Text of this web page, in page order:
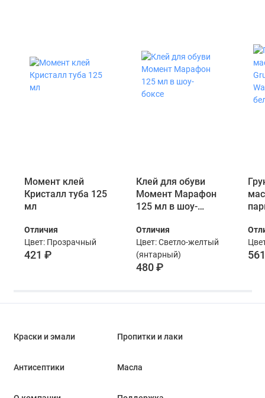
Момент клей
Кристалл туба 125
мл
Отличия
Цвет: Прозрачный
421 ₽
Клей для обуви
Момент Марафон
125 мл в шоу-
Отличия
Цвет: Светло-желтый
(янтарный)
480 ₽
01
мл
Краски и эмали Пропитки и лаки
Антисептики Масла